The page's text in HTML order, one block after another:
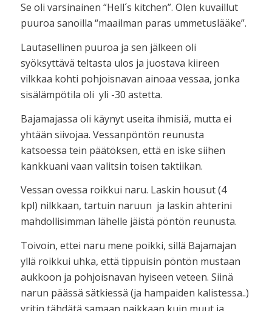
Se oli varsinainen “Hell´s kitchen”. Olen kuvaillut
puuroa sanoilla “maailman paras ummetuslääke”.
Lautasellinen puuroa ja sen jälkeen oli
syöksyttävä teltasta ulos ja juostava kiireen
vilkkaa kohti pohjoisnavan ainoaa vessaa, jonka
sisälämpötila oli yli -30 astetta.
Bajamajassa oli käynyt useita ihmisiä, mutta ei
yhtään siivojaa. Vessanpöntön reunusta
katsoessa tein päätöksen, että en iske siihen
kankkuani vaan valitsin toisen taktiikan.
Vessan ovessa roikkui naru. Laskin housut (4
kpl) nilkkaan, tartuin naruun ja laskin ahterini
mahdollisimman lähelle jäistä pöntön reunusta.
Toivoin, ettei naru mene poikki, sillä Bajamajan
yllä roikkui uhka, että tippuisin pöntön mustaan
aukkoon ja pohjoisnavan hyiseen veteen. Siinä
narun päässä sätkiessä (ja hampaiden kalistessa..)